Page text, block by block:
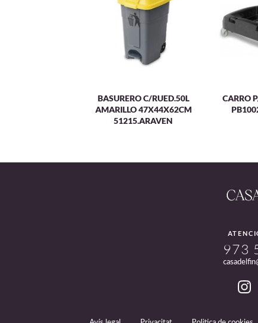
BASURERO C/RUED.50L
AMARILLO 47X44X62CM
51215.ARAVEN
CARRO
973